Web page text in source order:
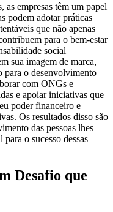
empresas têm um papel
podem adotar práticas
que não apenas
para o bem-estar
social
sua imagem de marca,
para o desenvolvimento
com ONGs e
e apoiar iniciativas que
poder financeiro e
Os resultados disso são
das pessoas lhes
o sucesso dessas
Desafio que